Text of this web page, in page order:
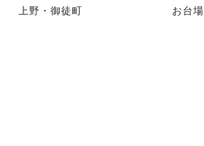
上野・御徒町 お台場